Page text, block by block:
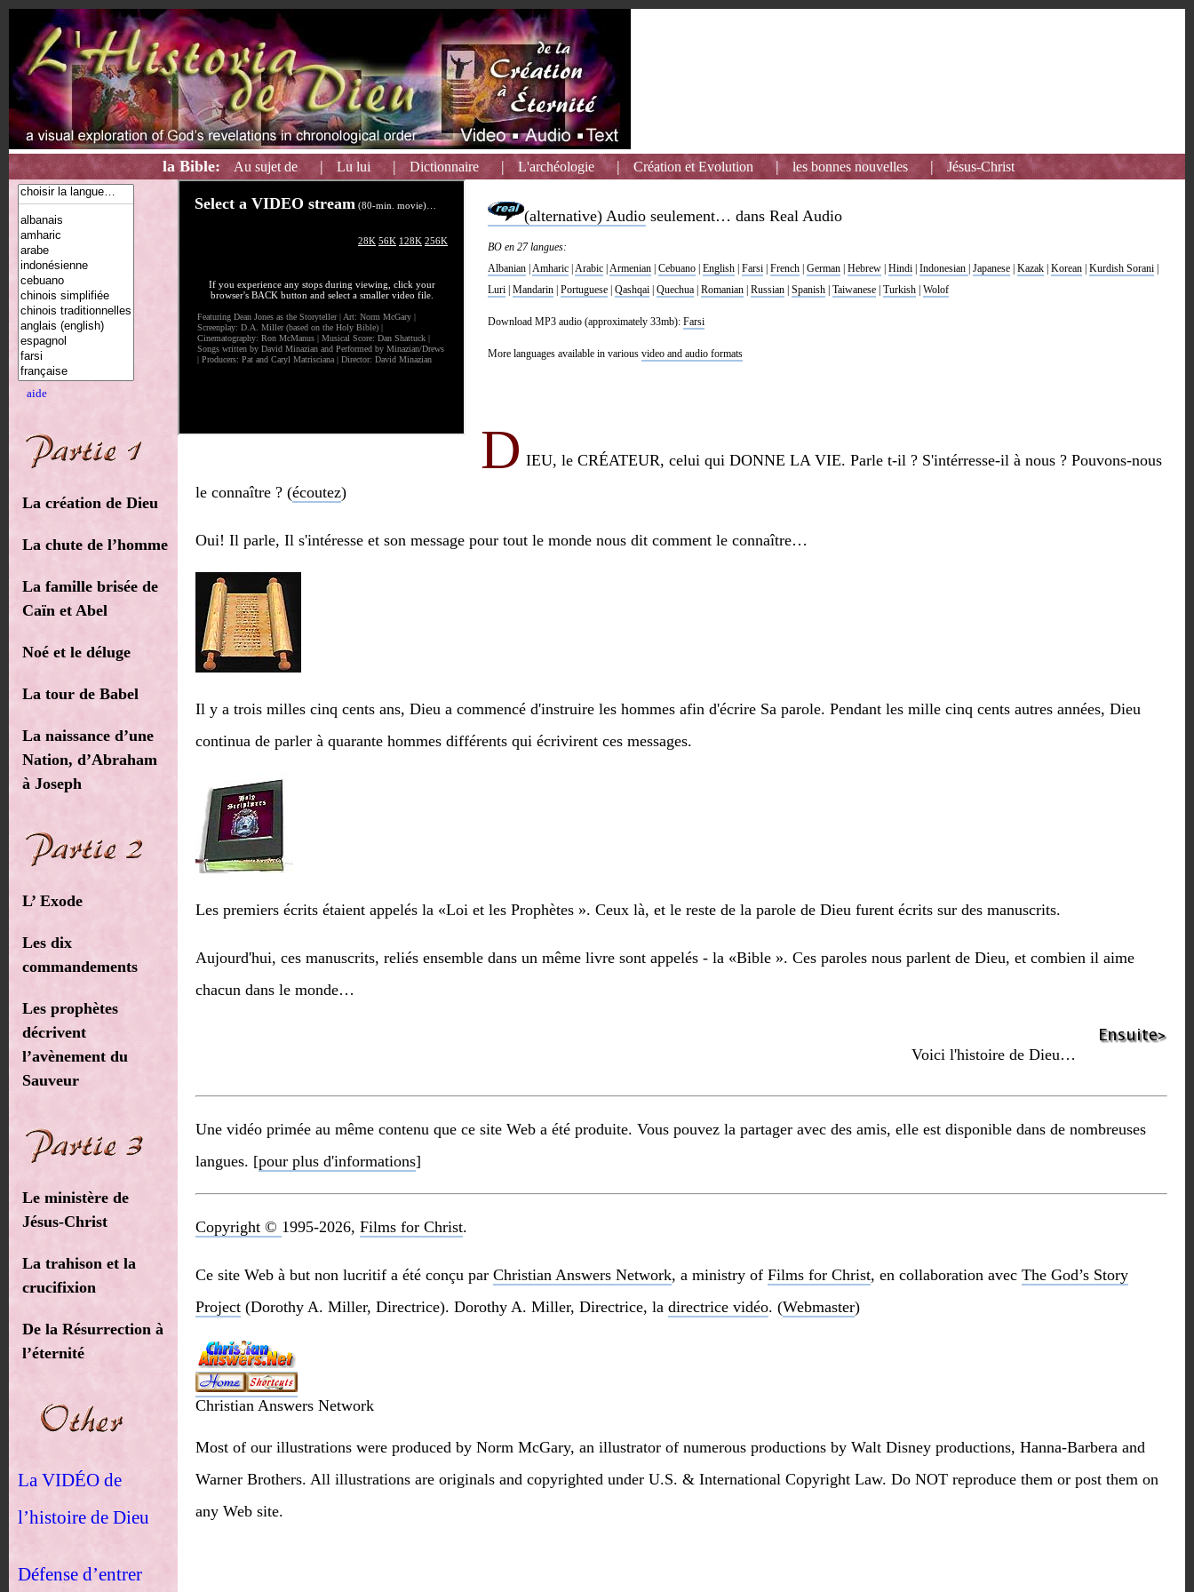
la Bible: Au sujet de | Lu lui | Dictionnaire | L'archéologie | Création et Evolution | les bonnes nouvelles | Jésus-Christ
aide
La création de Dieu
La chute de l’homme
La famille brisée de
Caïn et Abel
Noé et le déluge
La tour de Babel
La naissance d’une
Nation, d’Abraham
à Joseph
L’ Exode
Les dix
commandements
Les prophètes
décrivent
l’avènement du
Sauveur
Le ministère de
Jésus-Christ
La trahison et la
crucifixion
De la Résurrection à
l’éternité
La VIDÉO de
l’histoire de Dieu
Défense d’entrer
(alternative) Audio seulement… dans Real Audio
BO en 27 langues:
Albanian Amharic Arabic Armenian Cebuano English Farsi French German Hebrew Hindi Indonesian Japanese Kazak Korean Kurdish Sorani
Luri Mandarin Portuguese Qashqai Quechua Romanian Russian Spanish Taiwanese Turkish Wolof
Download MP3 audio (approximately 33mb): Farsi
More languages available in various video and audio formats
D IEU, le CRÉATEUR, celui qui DONNE LA VIE. Parle t-il ? S'intérresse-il à nous ? Pouvons-nous
le connaître ? (écoutez)
Oui! Il parle, Il s'intéresse et son message pour tout le monde nous dit comment le connaître…
Il y a trois milles cinq cents ans, Dieu a commencé d'instruire les hommes afin d'écrire Sa parole. Pendant les mille cinq cents autres années, Dieu
continua de parler à quarante hommes différents qui écrivirent ces messages.
Les premiers écrits étaient appelés la «Loi et les Prophètes ». Ceux là, et le reste de la parole de Dieu furent écrits sur des manuscrits.
Aujourd'hui, ces manuscrits, reliés ensemble dans un même livre sont appelés - la «Bible ». Ces paroles nous parlent de Dieu, et combien il aime
chacun dans le monde…
Voici l'histoire de Dieu…
Une vidéo primée au même contenu que ce site Web a été produite. Vous pouvez la partager avec des amis, elle est disponible dans de nombreuses
langues. [pour plus d'informations]
Copyright © 1995-2026, Films for Christ.
Ce site Web à but non lucritif a été conçu par Christian Answers Network, a ministry of Films for Christ, en collaboration avec The God’s Story
Project (Dorothy A. Miller, Directrice). Dorothy A. Miller, Directrice, la directrice vidéo. (Webmaster)
Christian Answers Network
Most of our illustrations were produced by Norm McGary, an illustrator of numerous productions by Walt Disney productions, Hanna-Barbera and
Warner Brothers. All illustrations are originals and copyrighted under U.S. & International Copyright Law. Do NOT reproduce them or post them on
any Web site.